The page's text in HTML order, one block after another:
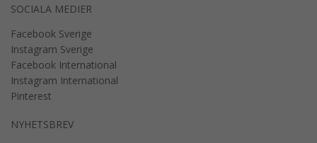
SOCIALA MEDIER
Facebook Sverige
Instagram Sverige
Facebook International
Instagram International
Pinterest
NYHETSBREV